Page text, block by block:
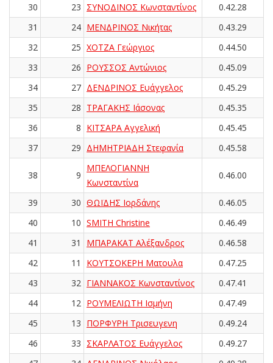
30 23 ΣΥΝΟΔΙΝΟΣ Κωνσταντίνος
0.42.28
31
24 ΜΕΝΔΡΙΝΟΣ Νικήτας
0.43.29
32
25 ΧΟΤΖΑ Γεώργιος
0.44.50
33
26 ΡΟΥΣΣΟΣ Αντώνιος
0.45.09
34
27 ΔΕΝΔΡΙΝΟΣ Ευάγγελος
0.45.29
35
28 ΤΡΑΓΑΚΗΣ Ιάσονας
0.45.35
36
8 ΚΙΤΣΑΡΑ Αγγελική
0.45.45
37
29 ΔΗΜΗΤΡΙΑΔΗ Στεφανία 0.45.58
38 9
ΜΠΕΛΟΓΙΑΝΝΗ
Κωνσταντίνα
0.46.00
39 30 ΘΩΪΔΗΣ Ιορδάνης
0.46.05
40
10 SMITH Christine
0.46.49
41
31 ΜΠΑΡΑΚΑΤ Αλέξανδρος
0.46.58
42
11 ΚΟΥΤΣΟΚΕΡΗ Ματουλα
0.47.25
43
32 ΓΙΑΝΝΑΚΟΣ Κωνσταντίνος
0.47.41
44
12 ΡΟΥΜΕΛΙΩΤΗ Ισμήνη
0.47.49
45
13 ΠΟΡΦΥΡΗ Τρισευγενη
0.49.24
46
33 ΣΚΑΡΛΑΤΟΣ Ευάγγελος
0.49.27